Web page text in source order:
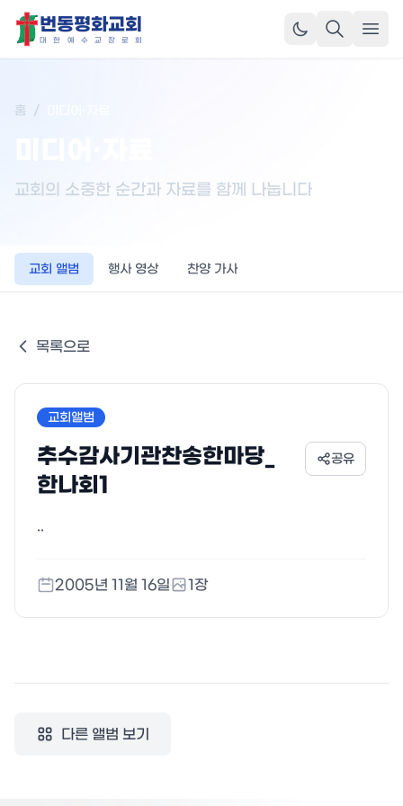
번동평화교회
대 한 예 수 교 장 로 회
메뉴
홈 /
교회의 소중한 순간과 자료를 함께 나눕니다
교회 앨범 행사 영상 찬양 가사
목록으로
교회앨범
추수감사기관찬송한마당_
한나회1
공유
2005년 11월 16일 1 장
다른 앨범 보기